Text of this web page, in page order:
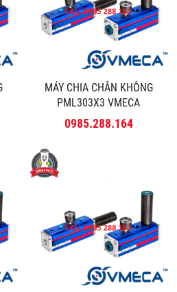
MÁY CHIA CHÂN KHÔNG
PML303X3 VMECA
0985.288.164